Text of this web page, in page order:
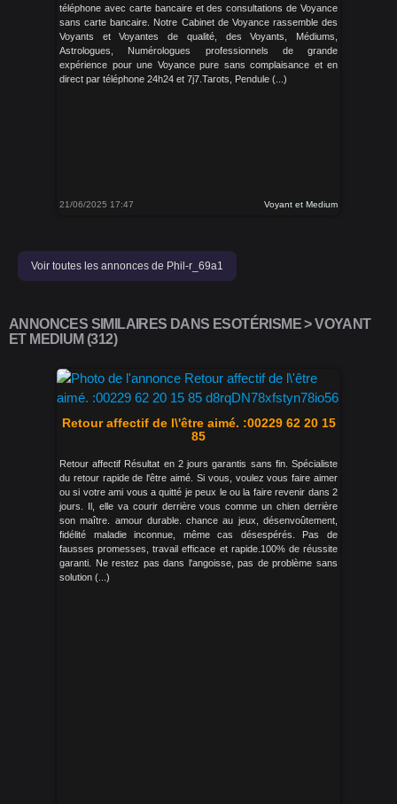
téléphone avec carte bancaire et des consultations de Voyance
sans carte bancaire. Notre Cabinet de Voyance rassemble des
Voyants et Voyantes de qualité, des Voyants, Médiums,
Astrologues, Numérologues professionnels de grande
expérience pour une Voyance pure sans complaisance et en
direct par téléphone 24h24 et 7j7.Tarots, Pendule (...)
21/06/2025 17:47 Voyant et Medium
Voir toutes les annonces de Phil-r_69a1
ANNONCES SIMILAIRES DANS ESOTÉRISME > VOYANT
ET MEDIUM (312)
Retour affectif de l\'être aimé. :00229 62 20 15
85
Retour affectif Résultat en 2 jours garantis sans fin. Spécialiste
du retour rapide de l'être aimé. Si vous, voulez vous faire aimer
ou si votre ami vous a quitté je peux le ou la faire revenir dans 2
jours. Il, elle va courir derrière vous comme un chien derrière
son maître. amour durable. chance au jeux, désenvoûtement,
fidélité maladie inconnue, même cas désespérés. Pas de
fausses promesses, travail efficace et rapide.100% de réussite
garanti. Ne restez pas dans l'angoisse, pas de problème sans
solution (...)